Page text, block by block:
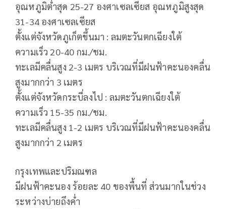
อุณหภูมิต่ำสุด 25-27 องศาเซลเซียส อุณหภูมิสูงสุด
31-34 องศาเซลเซียส
ตั้งแต่จังหวัดภูเก็ตขึ้นมา : ลมตะวันตกเฉียงใต้
ความเร็ว 20-40 กม./ชม.
ทะเลมีคลื่นสูง 2-3 เมตร บริเวณที่มีฝนฟ้าคะนองคลื่น
สูงมากกว่า 3 เมตร
ตั้งแต่จังหวัดกระบี่ลงไป : ลมตะวันตกเฉียงใต้
ความเร็ว 15-35 กม./ชม.
ทะเลมีคลื่นสูง 1-2 เมตร บริเวณที่มีฝนฟ้าคะนองคลื่น
สูงมากกว่า 2 เมตร
กรุงเทพและปริมณฑล
มีฝนฟ้าคะนอง ร้อยละ 40 ของพื้นที่ ส่วนมากในช่วง
ระหว่างบ่ายถึงค่ำ